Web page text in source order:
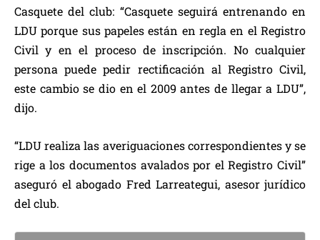
Casquete del club: “Casquete seguirá entrenando en
LDU porque sus papeles están en regla en el Registro
Civil y en el proceso de inscripción. No cualquier
persona puede pedir rectificación al Registro Civil,
este cambio se dio en el 2009 antes de llegar a LDU”,
dijo.
“LDU realiza las averiguaciones correspondientes y se
rige a los documentos avalados por el Registro Civil”
aseguró el abogado Fred Larreategui, asesor jurídico
del club.